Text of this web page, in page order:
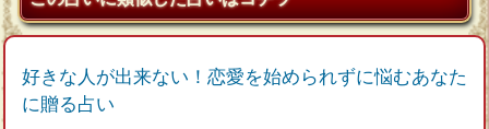
好きな人が出来ない！恋愛を始められずに悩むあなた
に贈る占い